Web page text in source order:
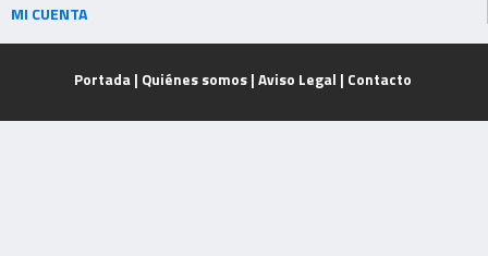
MI CUENTA
Portada | Quiénes somos| Aviso Legal | Contacto